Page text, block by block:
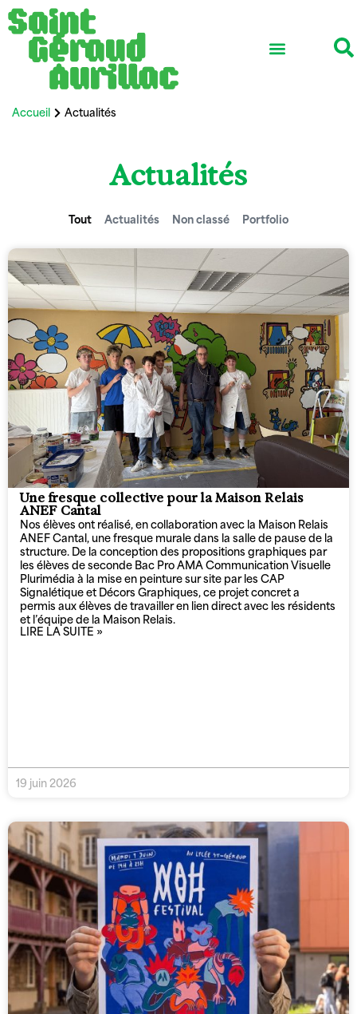
Accueil Actualités
Actualités
Actualités Non classé Portfolio
Tout
Une fresque collective pour la Maison Relais
ANEF Cantal
Nos élèves ont réalisé, en collaboration avec la Maison Relais
ANEF Cantal, une fresque murale dans la salle de pause de la
structure. De la conception des propositions graphiques par
les élèves de seconde Bac Pro AMA Communication Visuelle
Plurimédia à la mise en peinture sur site par les CAP
Signalétique et Décors Graphiques, ce projet concret a
permis aux élèves de travailler en lien direct avec les résidents
et l’équipe de la Maison Relais.
LIRE LA SUITE »
19 juin 2026